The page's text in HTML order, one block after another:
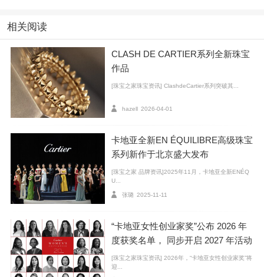
礼物作为圣诞节最为重要的一部分，既花心思又考眼
伴一生的珠宝绝对是不二之选。
相关阅读
CLASH DE CARTIER系列全新珠宝
作品
[珠宝之家珠宝资讯] ClashdeCartier系列突破其...
hazell 2026-04-01
卡地亚全新EN ÉQUILIBRE高级珠宝
系列新作于北京盛大发布
[珠宝之家 品牌资讯]2025年11月，卡地亚全新ENÉQ
U...
张璐 2025-11-11
“卡地亚女性创业家奖”公布 2026 年
度获奖名单， 同步开启 2027 年活动
招募
[珠宝之家珠宝资讯] 2026年，“卡地亚女性创业家奖”将
迎...